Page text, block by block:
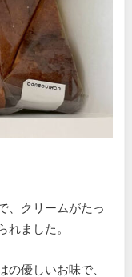
、クリームがたっ
ました。
優しいお味で、